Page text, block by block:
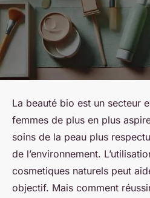
La beauté bio est un secteur
femmes de plus en plus
soins de la peau plus
de l’environnement.
cosmetiques naturels peut
objectif. Mais comment